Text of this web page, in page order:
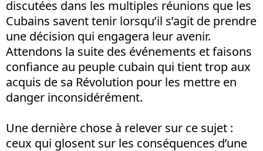
discutées dans les multiples réunions que les
Cubains savent tenir lorsqu’il s’agit de prendre
une décision qui engagera leur avenir.
Attendons la suite des événements et faisons
confiance au peuple cubain qui tient trop aux
acquis de sa Révolution pour les mettre en
danger inconsidérément.
Une dernière chose à relever sur ce sujet :
ceux qui glosent sur les conséquences d’une